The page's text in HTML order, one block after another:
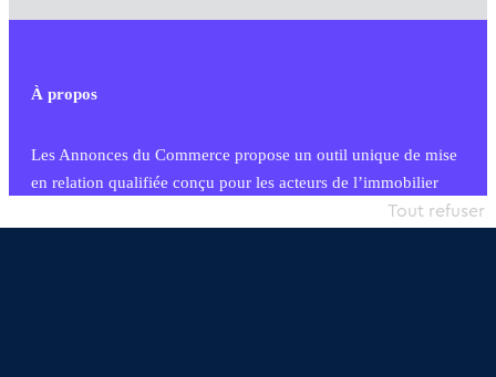
À propos
Les Annonces du Commerce propose un outil unique de mise
en relation qualifiée conçu pour les acteurs de l’immobilier
commercial et les collectivités territoriales, simple et intégrant
Tout refuser